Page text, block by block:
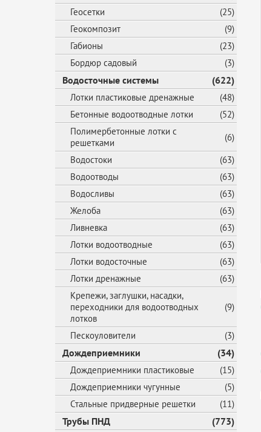
Геосетки
(25)
Геокомпозит
(9)
Габионы
(23)
Бордюр садовый
(3)
Водосточные системы (622)
Лотки пластиковые дренажные
(48)
Бетонные водоотводные лотки
(52)
Полимербетонные лотки с
решетками
(6)
Водостоки
(63)
Водоотводы
(63)
Водосливы
(63)
Желоба
(63)
Ливневка
(63)
Лотки водоотводные
(63)
Лотки водосточные
(63)
Лотки дренажные
(63)
Крепежи, заглушки, насадки,
переходники для водоотводных
лотков
(9)
Пескоуловители (3)
Дождеприемники (34)
Дождеприемники пластиковые
(15)
Дождеприемники чугунные
(5)
Стальные придверные решетки
(11)
Трубы ПНД (773)